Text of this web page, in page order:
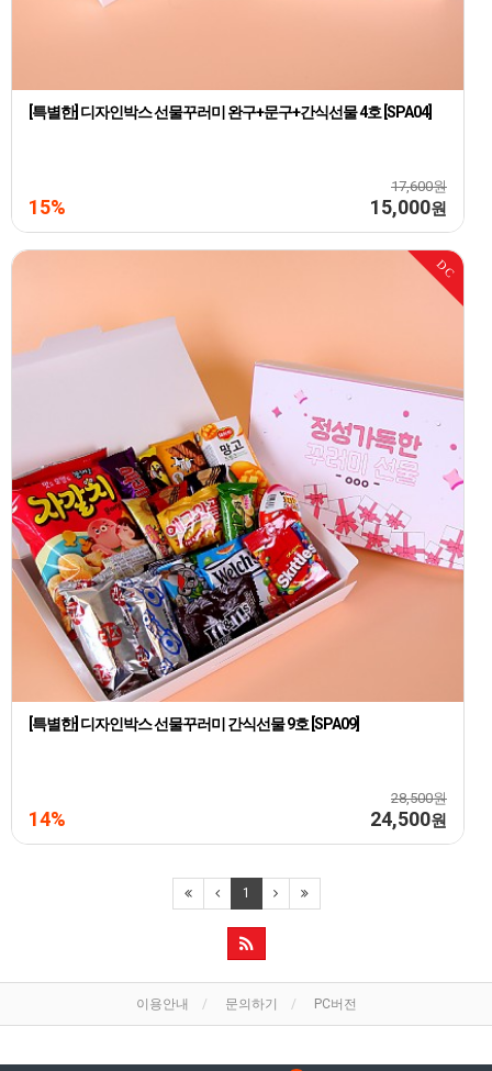
[특별한] 디자인박스 선물꾸러미 완구+문구+간식선물 4호 [SPA04]
17,600원
15% 15,000원
DC
[특별한] 디자인박스 선물꾸러미 간식선물 9호 [SPA09]
28,500원
14% 24,500원
1
이용안내 문의하기 PC버전